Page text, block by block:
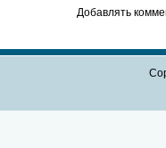
Добавлять